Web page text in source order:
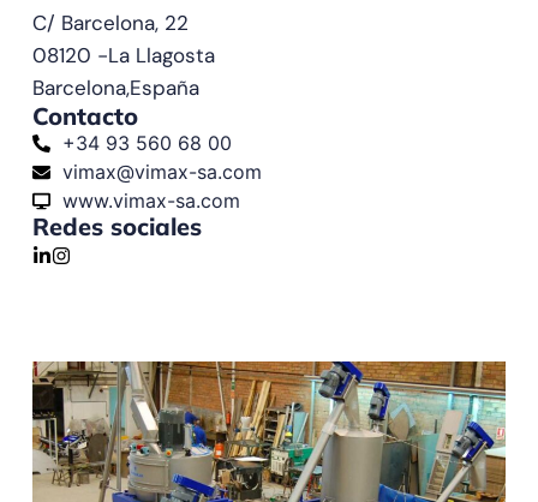
C/ Barcelona, 22
08120 -La Llagosta
Barcelona,España
Contacto
+34 93 560 68 00
vimax@vimax-sa.com
www.vimax-sa.com
Redes sociales